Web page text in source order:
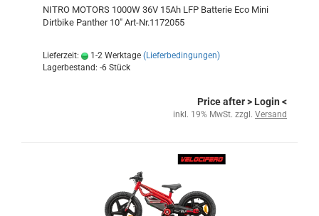
NITRO MOTORS 1000W 36V 15Ah LFP Batterie Eco Mini
Dirtbike Panther 10" Art-Nr.1172055
Lieferzeit: 1-2 Werktage (Lieferbedingungen)
Lagerbestand: -6 Stück
Price after> Login <
inkl. 19% MwSt. zzgl. Versand